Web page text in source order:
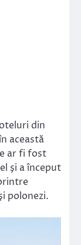
Linkdin
această
ar fi fost
şi a început
polonezi.